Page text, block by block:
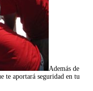
Además de
te aportará seguridad en tu